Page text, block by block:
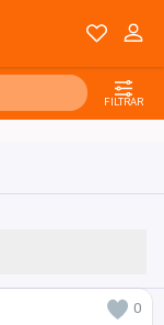
FILTRAR
0